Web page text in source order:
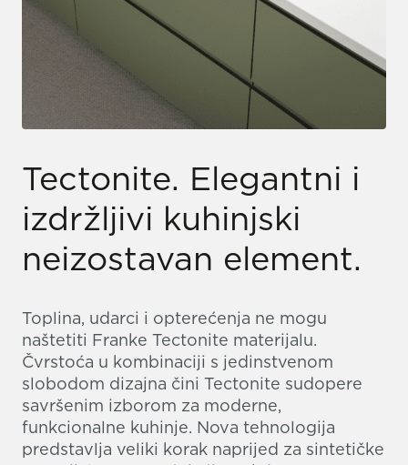
Tectonite. Elegantni i
izdržljivi kuhinjski
neizostavan element.
Toplina, udarci i opterećenja ne mogu
naštetiti Franke Tectonite materijalu.
Čvrstoća u kombinaciji s jedinstvenom
slobodom dizajna čini Tectonite sudopere
savršenim izborom za moderne,
funkcionalne kuhinje. Nova tehnologija
predstavlja veliki korak naprijed za sintetičke